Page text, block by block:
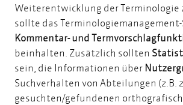
Weiterentwicklung der Terminologie
sollte das
Kommentar- und
beinhalten. Zusätzlich sollten
sein, die Informationen über
Suchverhalten von Abteilungen (z.B.
gesuchten/gefundenen